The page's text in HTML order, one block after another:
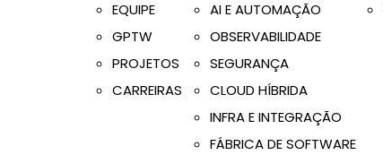
EQUIPE
GPTW
PROJETOS
CARREIRAS
AI E AUTOMAÇÃO
OBSERVABILIDADE
SEGURANÇA
CLOUD HÍBRIDA
INFRA E INTEGRAÇÃO
FÁBRICA DE SOFTWARE